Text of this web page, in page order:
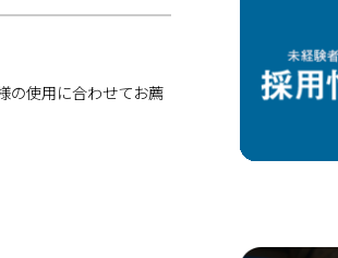
の使用に合わせてお薦